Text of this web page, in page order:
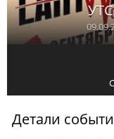
Детали